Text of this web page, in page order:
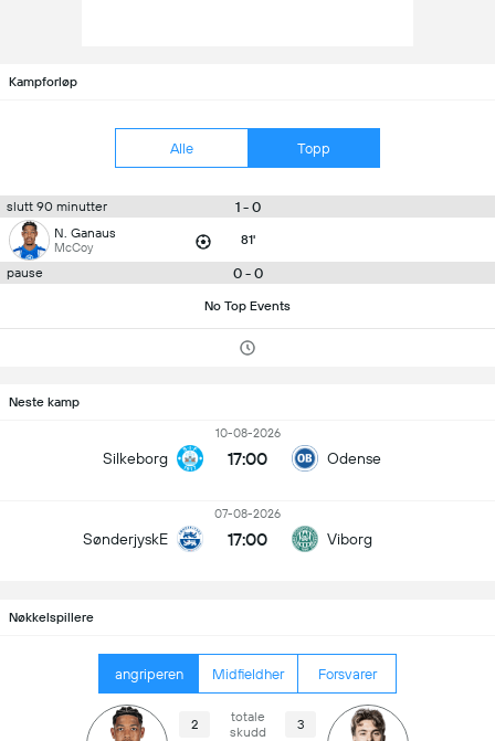
Kampforløp
Alle Topp
slutt 90 minutter 1 - 0
N. Ganaus
McCoy 81'
pause 0 - 0
No Top Events
Neste kamp
Silkeborg
10-08-2026
17:00 Odense
SønderjyskE
07-08-2026
17:00 Viborg
Nøkkelspillere
angriperen Midfieldher Forsvarer
2
totale
skudd
3